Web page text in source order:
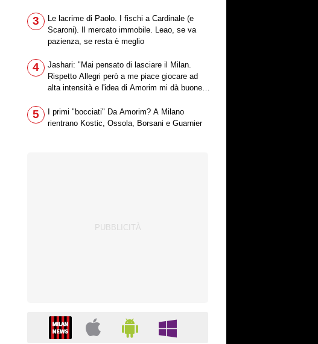
3
Le lacrime di Paolo. I fischi a Cardinale (e
Scaroni). Il mercato immobile. Leao, se va
pazienza, se resta è meglio
4
Jashari: "Mai pensato di lasciare il Milan.
Rispetto Allegri però a me piace giocare ad
alta intensità e l'idea di Amorim mi dà buone
5
I primi "bocciati" Da Amorim? A Milano
rientrano Kostic, Ossola, Borsani e Guarnier